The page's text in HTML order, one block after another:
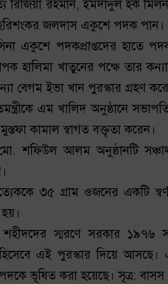
রিজিয়া রহমান, ইমদাদুল হক
জলদাস একুশে পদক পান।
একুশে পদকপ্রাপ্তদের
হালিমা খাতুনের পক্ষে তার
বেগম ইভা খান পুরস্কার গ্রহণ
এম খালিদ অনুষ্ঠানে
কামাল স্বাগত বক্তৃতা করেন।
মো. শফিউল আলম অনুষ্ঠানটি
৩৫ গ্রাম ওজনের একটি
স্মরণে সরকার ১৯৭৬
এই পুরস্কার দিয়ে আসছে।
ভূষিত করা হয়েছে। সূত্র: বাসস